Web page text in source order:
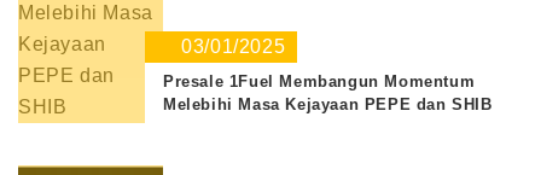
03/01/2025
Presale 1Fuel Membangun Momentum
Melebihi Masa Kejayaan PEPE dan SHIB